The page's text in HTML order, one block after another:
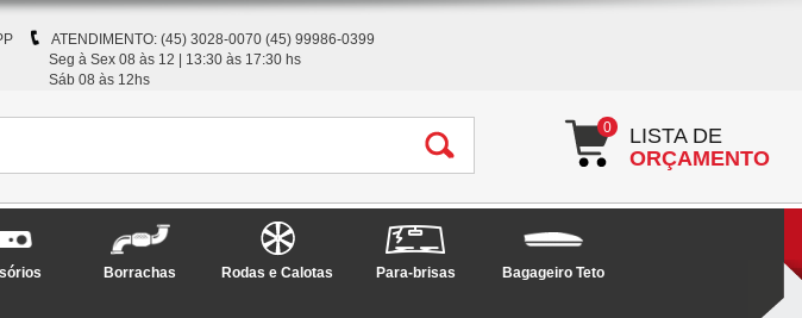
ATENDIMENTO: (45) 3028-0070 (45) 99986-0399
Seg à Sex 08 às 12 | 13:30 às 17:30 hs
Sáb 08 às 12hs
0
LISTA DE
ORÇAMENTO
Borrachas Rodas e Calotas Para-brisas Bagageiro Teto